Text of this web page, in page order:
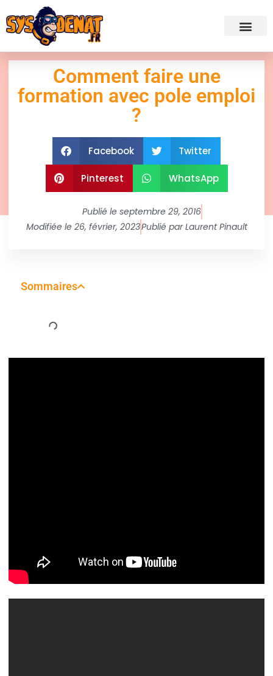
Comment faire une
formation avec pole emploi
?
Facebook Twitter
Pinterest WhatsApp
Publié le septembre 29, 2016
Modifiée le 26, février, 2023Publié parLaurent Pinault
Sommaires